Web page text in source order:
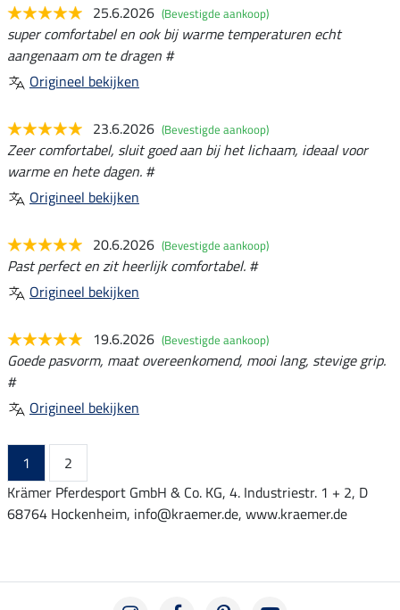
25.6.2026 (Bevestigde aankoop)
super comfortabel en ook bij warme temperaturen echt
aangenaam om te dragen #
Origineel bekijken
23.6.2026 (Bevestigde aankoop)
Zeer comfortabel, sluit goed aan bij het lichaam, ideaal voor
warme en hete dagen. #
Origineel bekijken
20.6.2026 (Bevestigde aankoop)
Past perfect en zit heerlijk comfortabel. #
Origineel bekijken
19.6.2026 (Bevestigde aankoop)
Goede pasvorm, maat overeenkomend, mooi lang, stevige grip.
#
Origineel bekijken
1
2
Krämer Pferdesport GmbH & Co. KG, 4. Industriestr. 1 + 2, D
68764 Hockenheim, info@kraemer.de, www.kraemer.de